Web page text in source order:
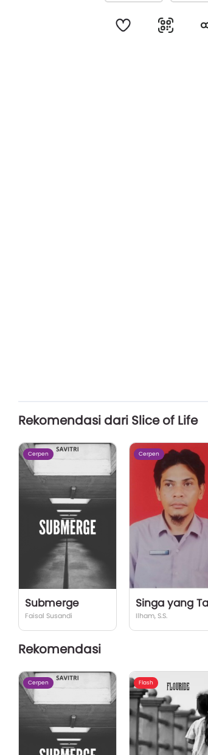
Rekomendasi dari Slice of Life
Cerpen
Submerge
Faisal Susandi
Cerpen
Ilham, S.S.
Rekomendasi
Cerpen Flash